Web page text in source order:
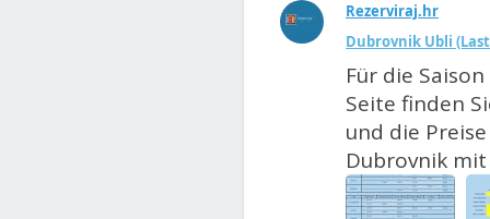
Rezerviraj.hr
Dubrovnik Ubli
Für die
Seite finden
und die
Dubrovnik mit